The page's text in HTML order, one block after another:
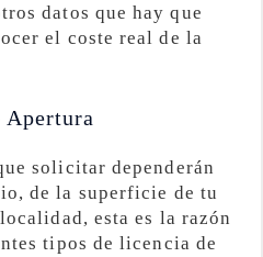
datos que hay que
el coste real de la
Apertura
solicitar dependerán
de la superficie de tu
esta es la razón
tipos de licencia de